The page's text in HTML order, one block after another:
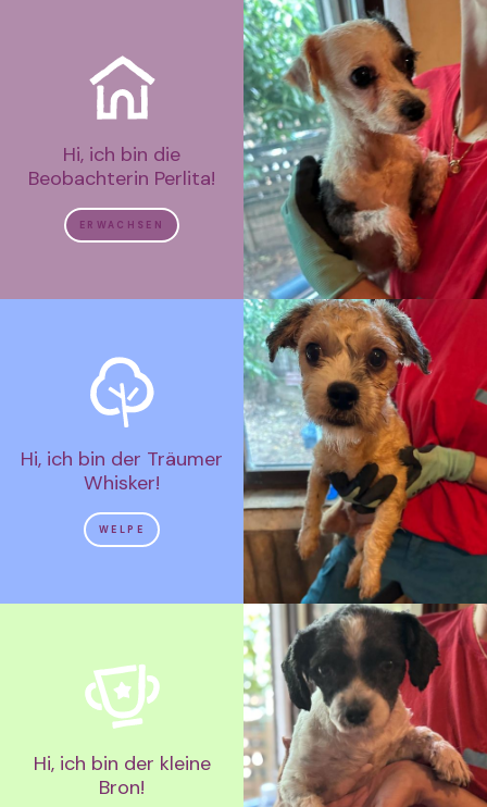
Hi, ich bin die
Beobachterin Perlita!
ERWACHSEN
Hi, ich bin der Träumer
Whisker!
WELPE
Hi, ich bin der kleine
Bron!